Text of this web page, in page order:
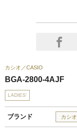
カシオ CASIO
BGA-2800-4AJF
LADIES'
ブランド カシオ